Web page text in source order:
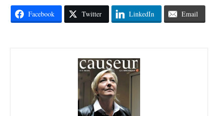
Facebook Twitter LinkedIn Email